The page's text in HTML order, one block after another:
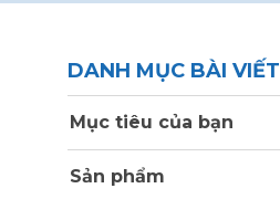
DANH MỤC BÀI VIẾT
Mục tiêu của bạn
Sản phẩm